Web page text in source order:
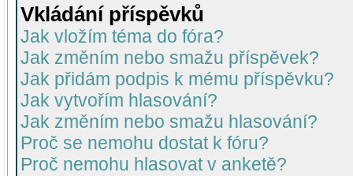
Vkládání příspěvků
Jak vložím téma do fóra?
Jak změním nebo smažu příspěvek?
Jak přidám podpis k mému příspěvku?
Jak vytvořím hlasování?
Jak změním nebo smažu hlasování?
Proč se nemohu dostat k fóru?
Proč nemohu hlasovat v anketě?